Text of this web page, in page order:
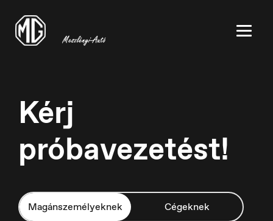
België
Kérj
próbavezetést!
Magánszemélyeknek Cégeknek